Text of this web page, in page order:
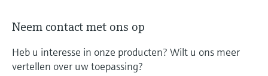
Neem contact met ons op
Heb u interesse in onze producten? Wilt u ons meer
vertellen over uw toepassing?